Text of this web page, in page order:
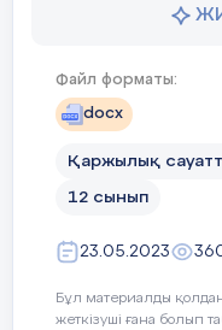
Файл форматы:
docx
Қаржылық
12 сынып
23.05.2023
Бұл материалды
жеткізуші ғана болып